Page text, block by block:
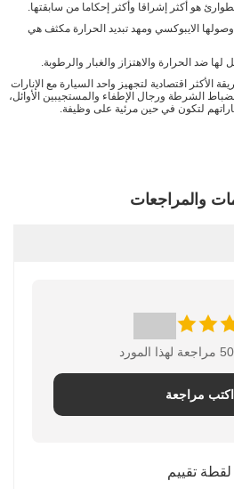
هو أكثر إشراقا وأكثر إحكاما من سابقتها.
الايبوكسي ومهد تبديد الحرارة مكثف هي
لها ضد الحرارة والاهتزاز والغبار والرطوبة.
اقتصادية لتجهيز واحد السيارة مع الإنارات
الشرطة ورجال الإطفاء والمستجيبين الأوائل،
لتكون في حين مرئية على وظيفة.
والمراجعات
اكتب مراجعة
لقطة تقييم